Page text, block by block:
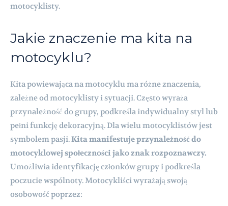
motocyklisty.
Jakie znaczenie ma kita na
motocyklu?
Kita powiewająca na motocyklu ma różne znaczenia,
zależne od motocyklisty i sytuacji. Często wyraża
przynależność do grupy, podkreśla indywidualny styl lub
pełni funkcję dekoracyjną. Dla wielu motocyklistów jest
symbolem pasji.Kita manifestuje przynależność do
motocyklowej społeczności jako znak rozpoznawczy.
Umożliwia identyfikację członków grupy i podkreśla
poczucie wspólnoty. Motocykliści wyrażają swoją
osobowość poprzez: